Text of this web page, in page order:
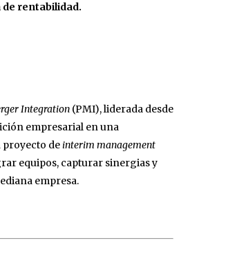
rentabilidad.
Integration (PMI), liderada desde
empresarial en una
proyecto deinterim management
equipos, capturar sinergias y
empresa.